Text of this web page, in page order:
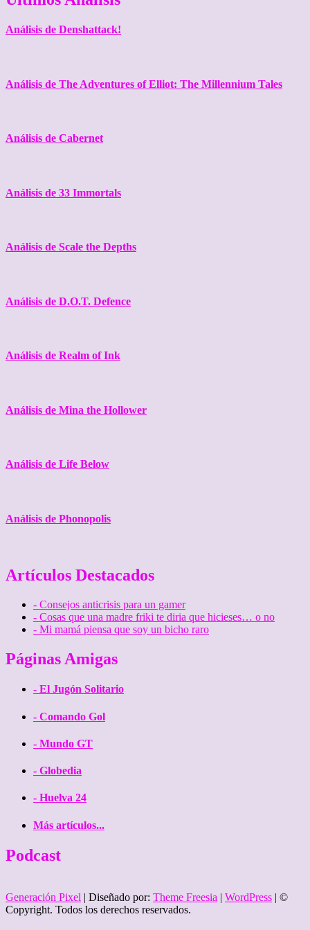
Análisis de Denshattack!
Análisis de The Adventures of Elliot: The Millennium Tales
Análisis de Cabernet
Análisis de 33 Immortals
Análisis de Scale the Depths
Análisis de D.O.T. Defence
Análisis de Realm of Ink
Análisis de Mina the Hollower
Análisis de Life Below
Análisis de Phonopolis
Artículos Destacados
- Consejos anticrisis para un gamer
- Cosas que una madre friki te diria que hicieses… o no
- Mi mamá piensa que soy un bicho raro
Páginas Amigas
- El Jugón Solitario
- Comando Gol
- Mundo GT
- Globedia
- Huelva 24
Más artículos...
Podcast
Generación Pixel | Diseñado por: Theme Freesia | WordPress | ©
Copyright. Todos los derechos reservados.